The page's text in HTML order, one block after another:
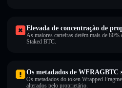
Elevada de concentração de
As maiores carteiras detêm mais de
Staked BTC.
Os metadados de WFRAGBTC
Os metadados do token Wrapped
alterados pelo proprietário.